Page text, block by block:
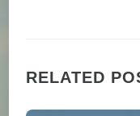
RELATED